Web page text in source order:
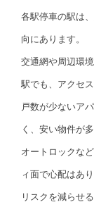
各駅停車の駅は
向にあります。
交通網や周辺環
駅でも、アクセ
戸数が少ないア
く、安い物件が
オートロックな
ィ面で心配はあ
リスクを減らせ